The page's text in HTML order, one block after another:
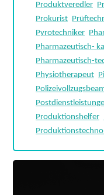
Produktveredler
Prokurist
Pyrotechniker
Pharmazeutisch-
Pharmazeutisch-
Physiotherapeut
Produktionshelfer